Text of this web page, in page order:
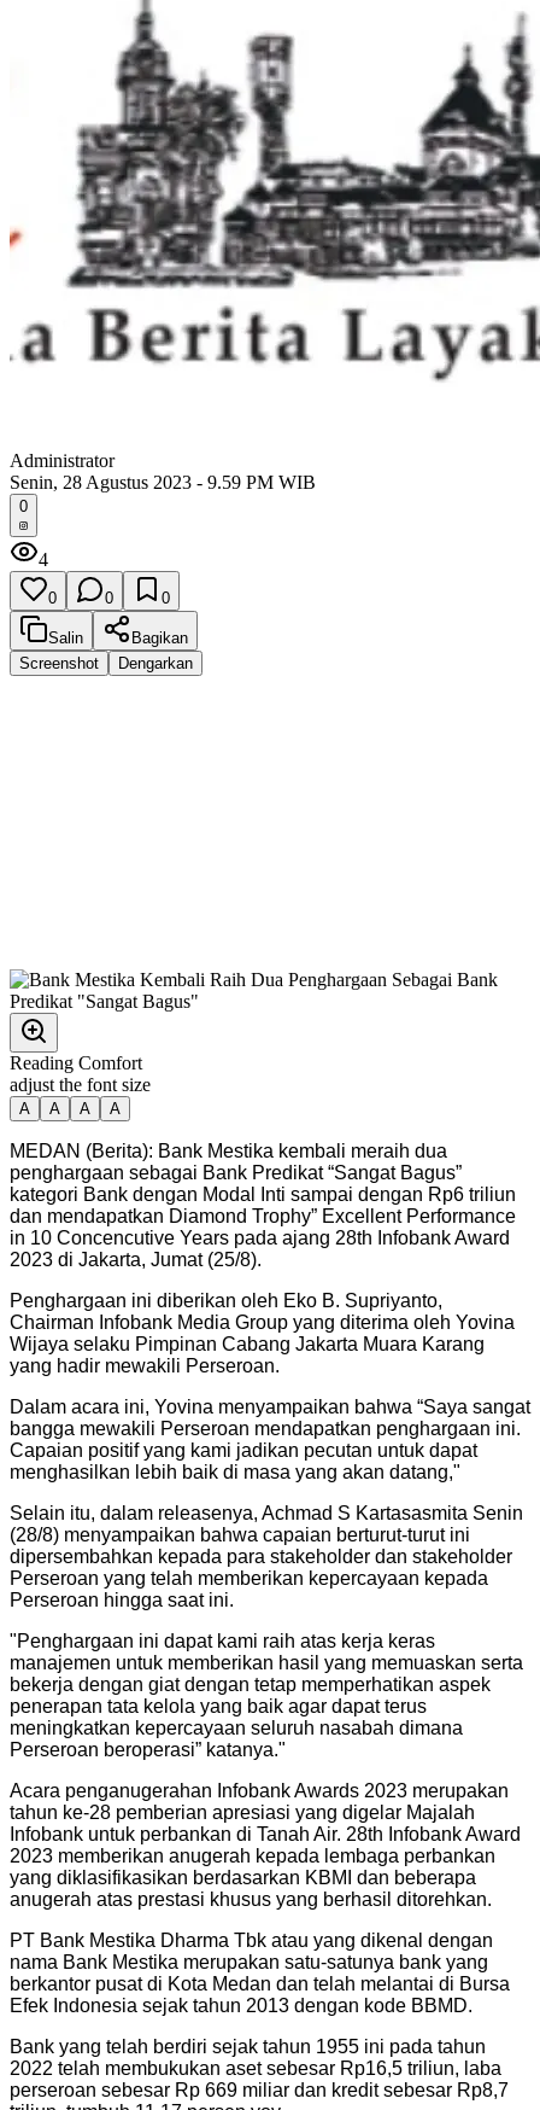
Administrator
Senin, 28 Agustus 2023 - 9.59 PM WIB
0
4
0 0 0
Salin
Bagikan
Screenshot
Dengarkan
Reading Comfort
adjust the font size
A A A A
MEDAN (Berita): Bank Mestika kembali meraih dua
penghargaan sebagai Bank Predikat “Sangat Bagus”
kategori Bank dengan Modal Inti sampai dengan Rp6 triliun
dan mendapatkan Diamond Trophy” Excellent Performance
in 10 Concencutive Years pada ajang 28th Infobank Award
2023 di Jakarta, Jumat (25/8).
Penghargaan ini diberikan oleh Eko B. Supriyanto,
Chairman Infobank Media Group yang diterima oleh Yovina
Wijaya selaku Pimpinan Cabang Jakarta Muara Karang
yang hadir mewakili Perseroan.
Dalam acara ini, Yovina menyampaikan bahwa “Saya sangat
bangga mewakili Perseroan mendapatkan penghargaan ini.
Capaian positif yang kami jadikan pecutan untuk dapat
menghasilkan lebih baik di masa yang akan datang,"
Selain itu, dalam releasenya, Achmad S Kartasasmita Senin
(28/8) menyampaikan bahwa capaian berturut-turut ini
dipersembahkan kepada para stakeholder dan stakeholder
Perseroan yang telah memberikan kepercayaan kepada
Perseroan hingga saat ini.
"Penghargaan ini dapat kami raih atas kerja keras
manajemen untuk memberikan hasil yang memuaskan serta
bekerja dengan giat dengan tetap memperhatikan aspek
penerapan tata kelola yang baik agar dapat terus
meningkatkan kepercayaan seluruh nasabah dimana
Perseroan beroperasi” katanya."
Acara penganugerahan Infobank Awards 2023 merupakan
tahun ke-28 pemberian apresiasi yang digelar Majalah
Infobank untuk perbankan di Tanah Air. 28th Infobank Award
2023 memberikan anugerah kepada lembaga perbankan
yang diklasifikasikan berdasarkan KBMI dan beberapa
anugerah atas prestasi khusus yang berhasil ditorehkan.
PT Bank Mestika Dharma Tbk atau yang dikenal dengan
nama Bank Mestika merupakan satu-satunya bank yang
berkantor pusat di Kota Medan dan telah melantai di Bursa
Efek Indonesia sejak tahun 2013 dengan kode BBMD.
Bank yang telah berdiri sejak tahun 1955 ini pada tahun
2022 telah membukukan aset sebesar Rp16,5 triliun, laba
perseroan sebesar Rp 669 miliar dan kredit sebesar Rp8,7